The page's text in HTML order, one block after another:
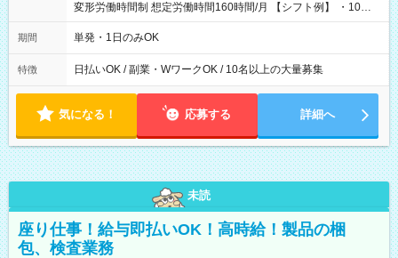
変形労働時間制 想定労働時間160時間/月 【シフト例】 ・10：
00～20：00
期間 単発・1日のみOK
特徴 日払いOK / 副業・WワークOK / 10名以上の大量募集
気になる！ 応募する 詳細へ
未読
座り仕事！給与即払いOK！高時給！製品の梱
包、検査業務